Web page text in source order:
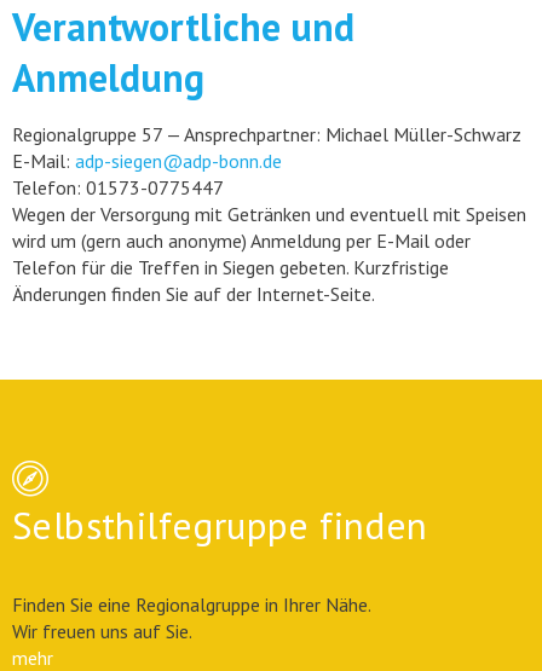
Verantwortliche und
Anmeldung
Regionalgruppe 57 — Ansprechpartner: Michael Müller-Schwarz
E-Mail: adp-siegen@adp-bonn.de
Telefon: 01573-0775447
Wegen der Versorgung mit Getränken und eventuell mit Speisen
wird um (gern auch anonyme) Anmeldung per E-Mail oder
Telefon für die Treffen in Siegen gebeten. Kurzfristige
Änderungen finden Sie auf der Internet-Seite.
Selbsthilfegruppe finden
Finden Sie eine Regionalgruppe in Ihrer Nähe.
Wir freuen uns auf Sie.
mehr